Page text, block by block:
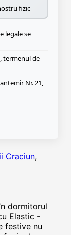
fizic
legale se
termenul de
Nr. 21,
Craciun,
dormitorul
Elastic -
festive nu